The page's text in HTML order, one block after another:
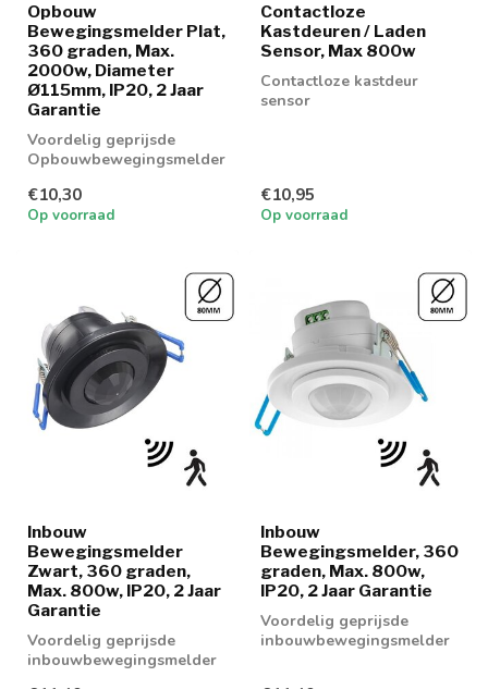
Opbouw
Bewegingsmelder Plat,
360 graden, Max.
2000w, Diameter
Ø115mm, IP20, 2 Jaar
Garantie
Voordelig geprijsde
Opbouwbewegingsmelder
tot maximaal ...
€10,30
Op voorraad
Contactloze
Kastdeuren / Laden
Sensor, Max 800w
Contactloze kastdeur
sensor
€10,95
Op voorraad
Inbouw
Bewegingsmelder
Zwart, 360 graden,
Max. 800w, IP20, 2 Jaar
Garantie
Voordelig geprijsde
inbouwbewegingsmelder
Inbouw
Bewegingsmelder, 360
graden, Max. 800w,
IP20, 2 Jaar Garantie
Voordelig geprijsde
inbouwbewegingsmelder